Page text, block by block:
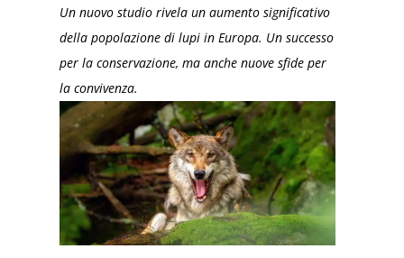
Un nuovo studio rivela un aumento significativo
della popolazione di lupi in Europa. Un successo
per la conservazione, ma anche nuove sfide per
la convivenza.